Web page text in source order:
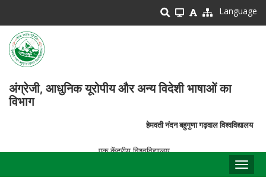
main
content
Language
अंग्रेजी, आधुनिक यूरोपीय और अन्य विदेशी भाषाओं का
विभाग
हेमवती नंदन बहुगुणा गढ़वाल विश्वविद्यालय
एक केंद्रीय विश्वविद्यालय